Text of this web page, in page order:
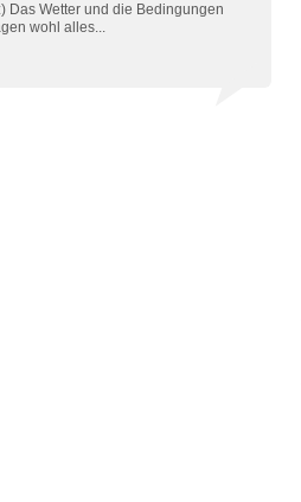
Das Wetter und die Bedingungen
wohl alles...